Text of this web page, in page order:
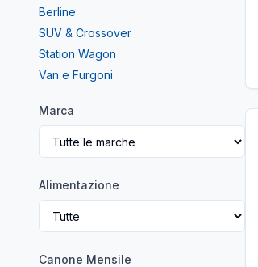
Berline
SUV & Crossover
Station Wagon
Van e Furgoni
Marca
Alimentazione
Canone Mensile